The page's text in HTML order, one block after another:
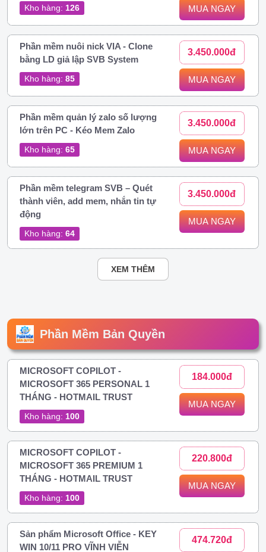
Kho hàng: 126 MUA NGAY
Phần mềm nuôi nick VIA - Clone
bằng LD giả lập SVB System
Kho hàng: 85
3.450.000đ
MUA NGAY
Phần mềm quản lý zalo số lượng
lớn trên PC - Kéo Mem Zalo
Kho hàng: 65
3.450.000đ
MUA NGAY
Phần mềm telegram SVB – Quét
thành viên, add mem, nhắn tin tự
động
Kho hàng: 64
3.450.000đ
MUA NGAY
XEM THÊM
Phần Mềm Bản Quyền
MICROSOFT COPILOT -
MICROSOFT 365 PERSONAL 1
THÁNG - HOTMAIL TRUST
Kho hàng: 100
184.000đ
MUA NGAY
MICROSOFT COPILOT -
MICROSOFT 365 PREMIUM 1
THÁNG - HOTMAIL TRUST
Kho hàng: 100
220.800đ
MUA NGAY
Sản phẩm Microsoft Office - KEY
WIN 10/11 PRO VĨNH VIỄN
474.720đ